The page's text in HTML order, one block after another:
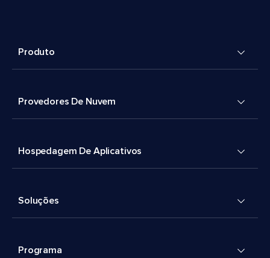
Produto
Provedores De Nuvem
Hospedagem De Aplicativos
Soluções
Programa